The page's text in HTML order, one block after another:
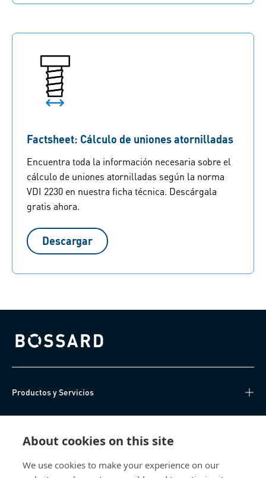
About cookies on this site
We use cookies to make your experience on our
Factsheet: Cálculo de uniones atornilladas
Encuentra toda la información necesaria sobre el
cálculo de uniones atornilladas según la norma
VDI 2230 en nuestra ficha técnica. Descárgala
gratis ahora.
Descargar
Bossard homepage
Productos y Servicios